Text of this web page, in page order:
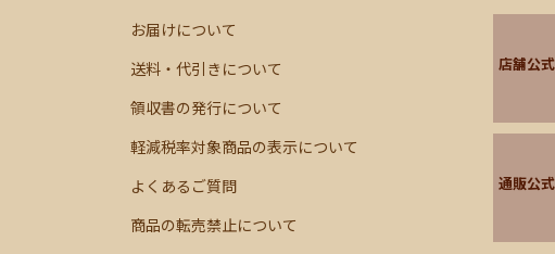
お届けについて
送料・代引きについて
領収書の発行について
軽減税率対象商品の表示について
よくあるご質問
商品の転売禁止について
店舗公式
通販公式